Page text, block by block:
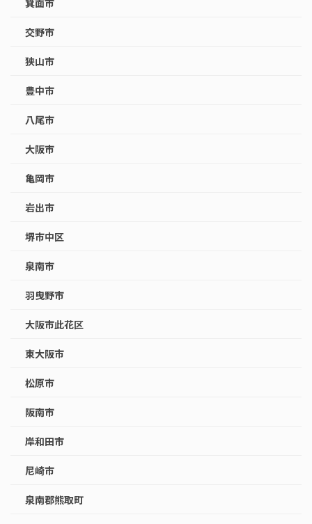
箕面市
交野市
狭山市
豊中市
八尾市
大阪市
亀岡市
岩出市
堺市中区
泉南市
羽曳野市
大阪市此花区
東大阪市
松原市
阪南市
岸和田市
尼崎市
泉南郡熊取町